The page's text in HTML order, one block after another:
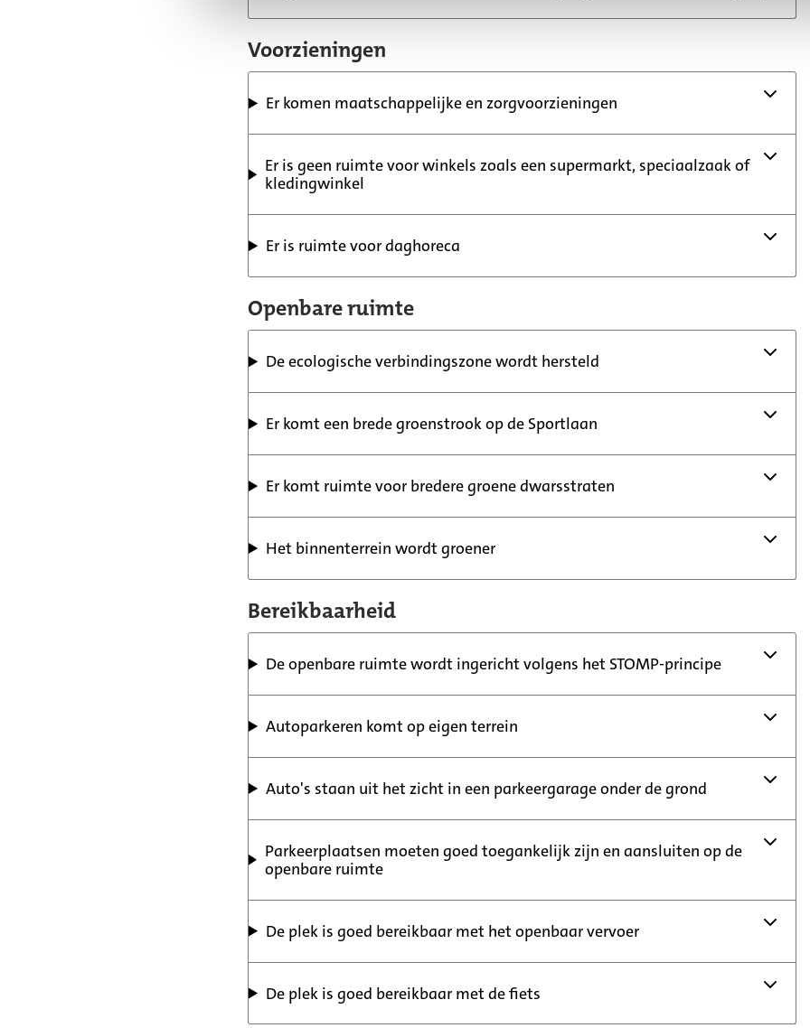
Voorzieningen
Er komen maatschappelijke en zorgvoorzieningen
Er is geen ruimte voor winkels zoals een supermarkt, speciaalzaak of
kledingwinkel
Er is ruimte voor daghoreca
Openbare ruimte
De ecologische verbindingszone wordt hersteld
Er komt een brede groenstrook op de Sportlaan
Er komt ruimte voor bredere groene dwarsstraten
Het binnenterrein wordt groener
Bereikbaarheid
De openbare ruimte wordt ingericht volgens het STOMP-principe
Autoparkeren komt op eigen terrein
Auto's staan uit het zicht in een parkeergarage onder de grond
Parkeerplaatsen moeten goed toegankelijk zijn en aansluiten op de
openbare ruimte
De plek is goed bereikbaar met het openbaar vervoer
De plek is goed bereikbaar met de fiets